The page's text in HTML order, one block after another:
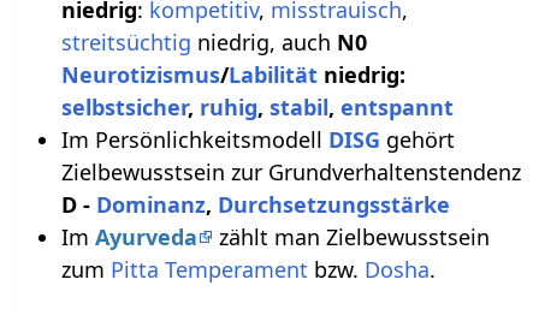
niedrig: kompetitiv, misstrauisch,
streitsüchtig niedrig, auch N0
Neurotizismus/Labilitätniedrig:
selbstsicher, ruhig, stabil, entspannt
Im Persönlichkeitsmodell DISG gehört
Zielbewusstsein zur Grundverhaltenstendenz
D - Dominanz, Durchsetzungsstärke
Im Ayurveda
zählt man Zielbewusstsein
zum Pitta Temperament bzw. Dosha.